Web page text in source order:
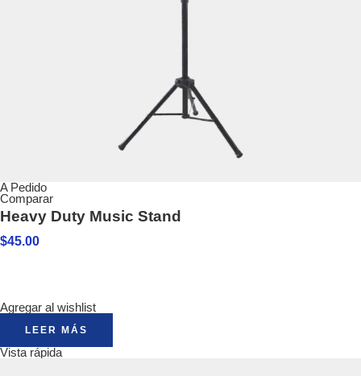
A Pedido
Comparar
Heavy Duty Music Stand
$45.00
Agregar al wishlist
LEER MÁS
Vista rápida